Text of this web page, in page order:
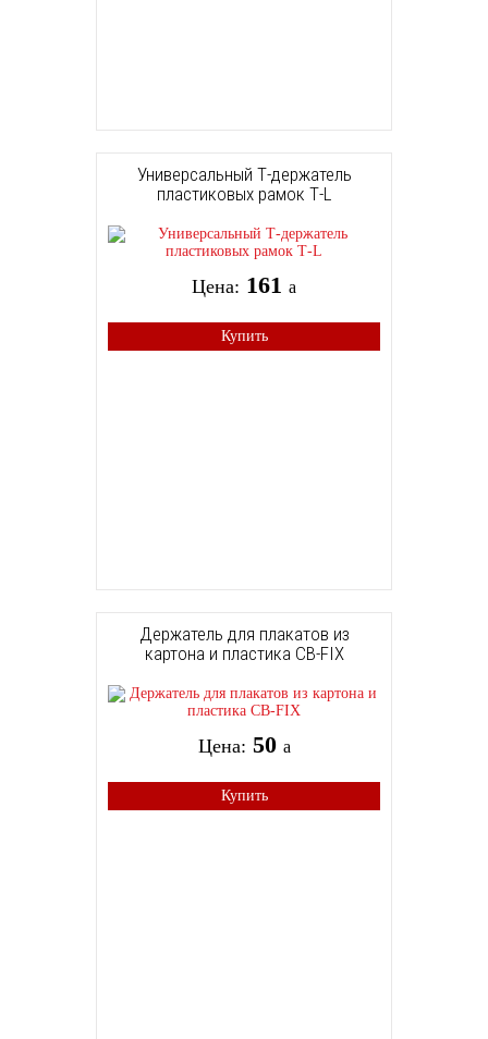
Универсальный Т-держатель
пластиковых рамок Т-L
Цена: 161 a
Купить
Держатель для плакатов из
картона и пластика CB-FIX
Цена: 50 a
Купить